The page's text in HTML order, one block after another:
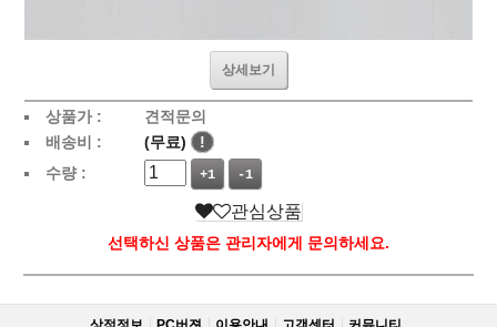
상세보기
상품가 :
견적문의
배송비 :
(무료)
!
수량 :
+1 -1
관심상품
선택하신 상품은 관리자에게 문의하세요.